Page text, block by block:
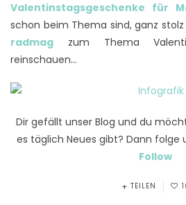
Valentinstagsgeschenke für
schon beim Thema sind, ganz
radmag zum Thema
reinschauen…
Dir gefällt unser Blog und du
es täglich Neues gibt? Dann folge
Follow
TEILEN